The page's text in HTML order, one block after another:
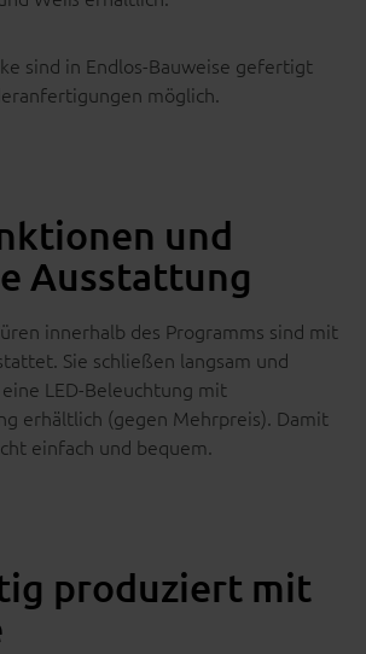
sind in Endlos-Bauweise gefertigt
möglich.
und
Ausstattung
innerhalb des Programms sind mit
Sie schließen langsam und
LED-Beleuchtung mit
erhältlich (gegen Mehrpreis). Damit
einfach und bequem.
produziert mit